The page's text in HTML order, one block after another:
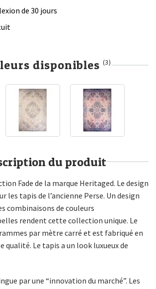
de 30 jours
disponibles (3)
du produit
Fade de la marque Heritaged. Le design
les tapis de l’ancienne Perse. Un design
combinaisons de couleurs
rendent cette collection unique. Le
par mètre carré et est fabriqué en
qualité. Le tapis a un look luxueux de
par une “innovation du marché”. Les